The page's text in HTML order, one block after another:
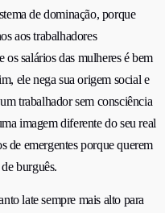
de dominação, porque
aos trabalhadores
os salários das mulheres é bem
ele nega sua origem social e
trabalhador sem consciência
imagem diferente do seu real
de emergentes porque querem
burguês.
late sempre mais alto para